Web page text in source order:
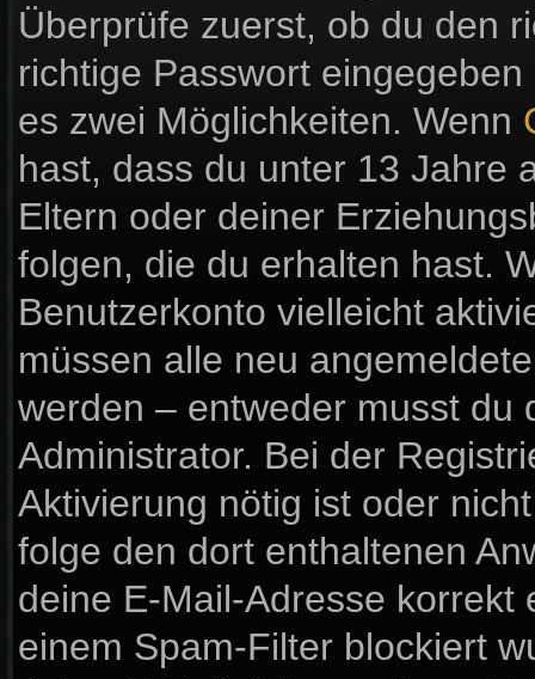
Überprüfe zuerst, ob du den
richtige Passwort
es zwei Möglichkeiten. Wenn
hast, dass du unter 13 Jahre
Eltern oder deiner
folgen, die du erhalten hast.
Benutzerkonto vielleicht
müssen alle neu
werden – entweder musst du
Administrator. Bei der
Aktivierung nötig ist oder
folge den dort enthaltenen
deine E-Mail-Adresse
einem Spam-Filter blockiert